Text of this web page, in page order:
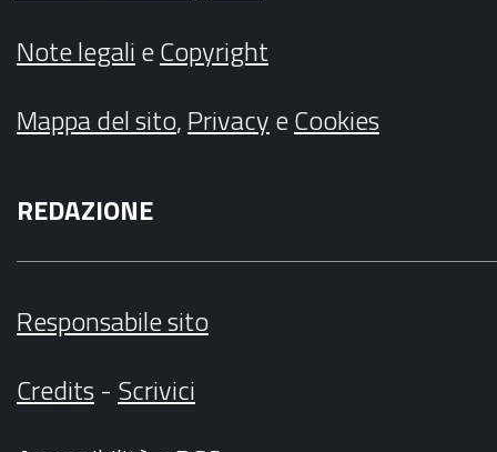
Note legalieCopyright
Mappa del sito,PrivacyeCookies
REDAZIONE
Responsabile sito
Credits- Scrivici